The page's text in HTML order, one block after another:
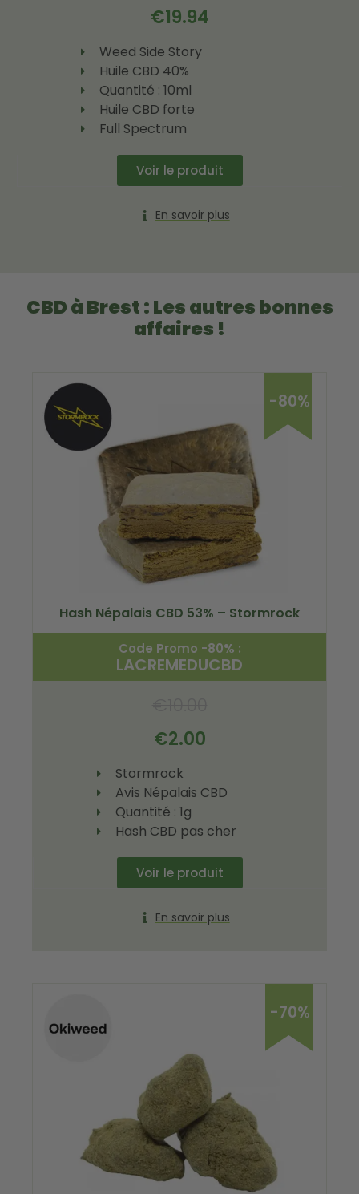
€19.94
Weed Side Story
Huile CBD 40%
Quantité : 10ml
Huile CBD forte
Full Spectrum
Voir le produit
En savoir plus
CBD à Brest : Les autres bonnes
affaires !
-80%
Hash Népalais CBD 53% – Stormrock
Code Promo -80% :
LACREMEDUCBD
€2.00
Stormrock
Avis Népalais CBD
Quantité : 1g
Hash CBD pas cher
Voir le produit
En savoir plus
-70%